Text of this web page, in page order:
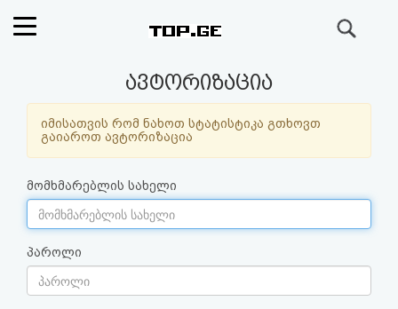
ფოსტა
კითხვა-
პასუხი
ავტორიზაცია
ავტორიზაცია
იმისათვის რომ ნახოთ სტატისტიკა გთხოვთ
გაიაროთ ავტორიზაცია
მომხმარებლის სახელი
პაროლი